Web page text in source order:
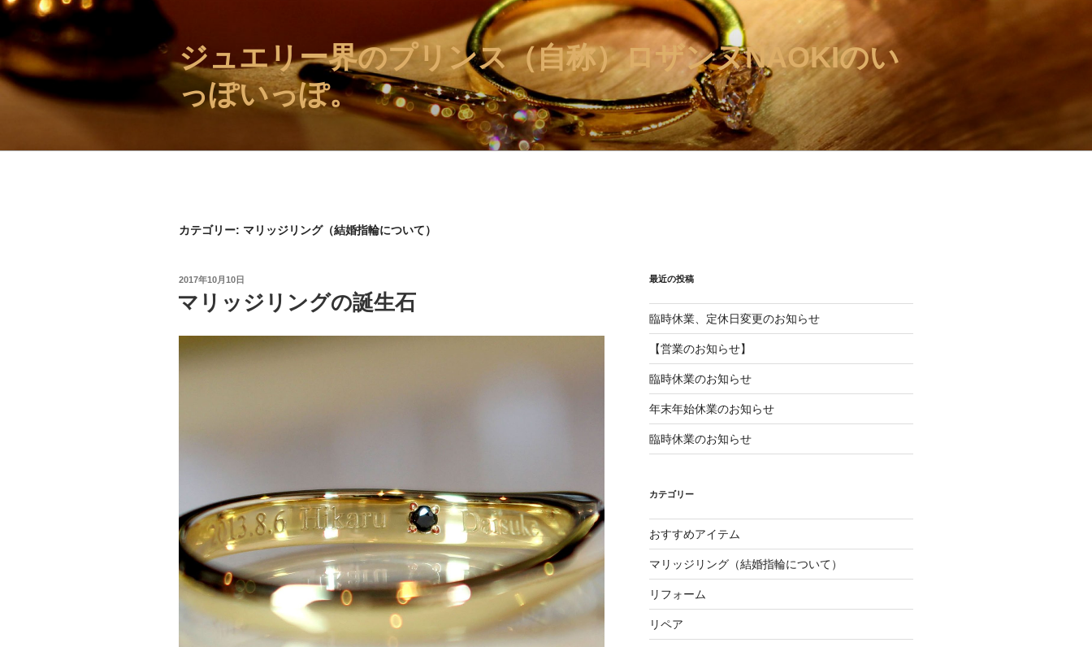
コ
テ
ン
ツ
ジュエリー界のプリンス（自称）ロザンヌNAOKIのい
っぽいっぽ。
カテゴリー: マリッジリング（結婚指輪について）
投
日:
2017年10月10日
マリッジリングの誕生石
最近の投稿
臨時休業、定休日変更のお知らせ
【営業のお知らせ】
臨時休業のお知らせ
年末年始休業のお知らせ
臨時休業のお知らせ
カテゴリー
おすすめアイテム
マリッジリング（結婚指輪について）
リフォーム
リペア